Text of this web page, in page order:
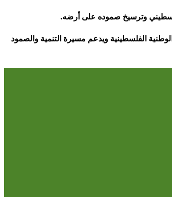
وترسيخ صموده على أرضه.
الفلسطينية ويدعم مسيرة التنمية والصمود